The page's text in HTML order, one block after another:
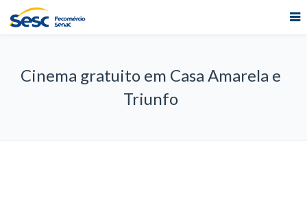
Cinema gratuito em Casa Amarela e
Triunfo